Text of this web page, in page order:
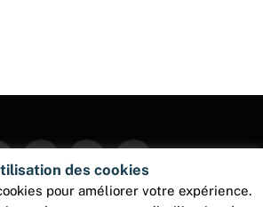
Twitter InstagramPinterest
des cookies
pour améliorer votre expérience.